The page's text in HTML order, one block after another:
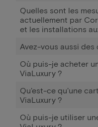
Quelles sont les
actuellement par
et les installations
Avez-vous aussi des
Où puis-je acheter
ViaLuxury ?
Qu'est-ce qu'une
ViaLuxury ?
Où puis-je utiliser